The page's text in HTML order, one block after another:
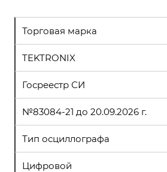
Торговая марка
TEKTRONIX
Госреестр СИ
№83084-21 до 20.09.2026 г.
Тип осциллографа
Цифровой